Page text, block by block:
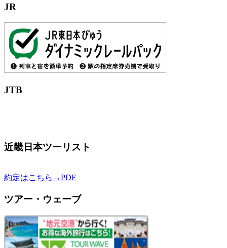
JR
JTB
近畿日本ツーリスト
約定はこちら→PDF
ツアー・ウェーブ